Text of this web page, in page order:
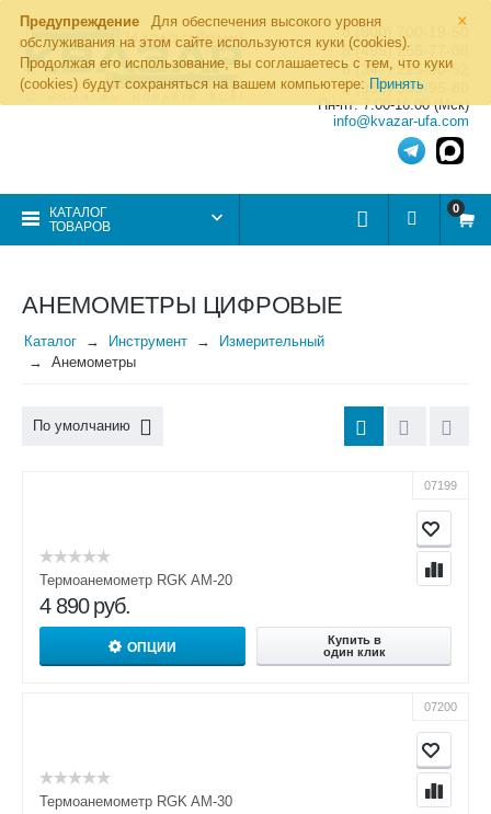
×
Предупреждение
Для обеспечения высокого уровня
обслуживания на этом сайте используются куки (cookies).
Продолжая его использование, вы соглашаетесь с тем, что куки
(cookies) будут сохраняться на вашем компьютере: Принять
8 (800) 700-19-50
8 (495) 255-77-08
8 (347) 225-00-52
8 (986) 963-95-80
Пн-пт: 7.00-16.00 (Мск)
info@kvazar-ufa.com
КАТАЛОГ
ТОВАРОВ
0
АНЕМОМЕТРЫ ЦИФРОВЫЕ
Каталог Инструмент
Измерительный
Анемометры
По умолчанию
07199
Термоанемометр RGK AM-20
4 890 руб.
ОПЦИИ
Купить в
один клик
07200
Термоанемометр RGK AM-30